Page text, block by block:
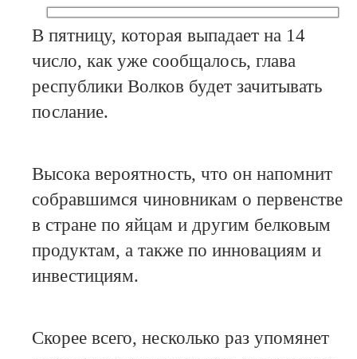
В пятницу, которая выпадает на 14
число, как уже сообщалось, глава
республики Волков будет зачитывать
послание.
Высока вероятность, что он напомнит
собравшимся чиновникам о первенстве
в стране по яйцам и другим белковым
продуктам, а также по инновациям и
инвестициям.
Скорее всего, несколько раз упомянет